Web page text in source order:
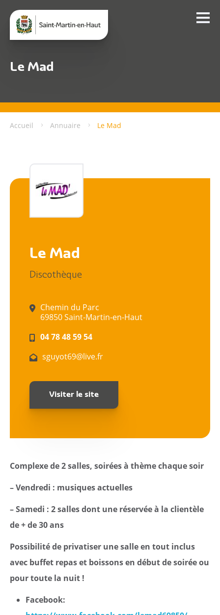
Le Mad
Accueil Annuaire Le Mad
Le Mad
Discothèque
Chemin du Parc
69850 Saint-Martin-en-Haut
04 78 48 59 54
sguyot69@live.fr
Visiter le site
Complexe de 2 salles, soirées à thème chaque soir
– Vendredi : musiques actuelles
– Samedi : 2 salles dont une réservée à la clientèle
de + de 30 ans
Possibilité de privatiser une salle en tout inclus
avec buffet repas et boissons en début de soirée ou
pour toute la nuit !
Facebook:
Pratique
Démarches
Agenda